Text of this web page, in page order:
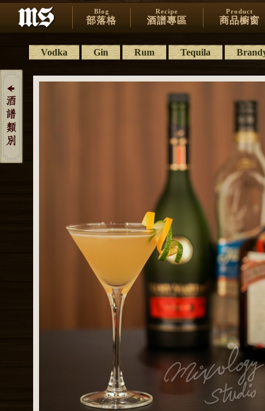
Blog
部落格
Recipe
酒譜專區
Product
商品櫥窗
Vodka Gin Rum Tequila